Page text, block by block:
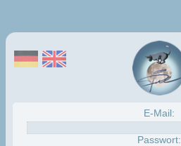
E-Mail:
Passwort: